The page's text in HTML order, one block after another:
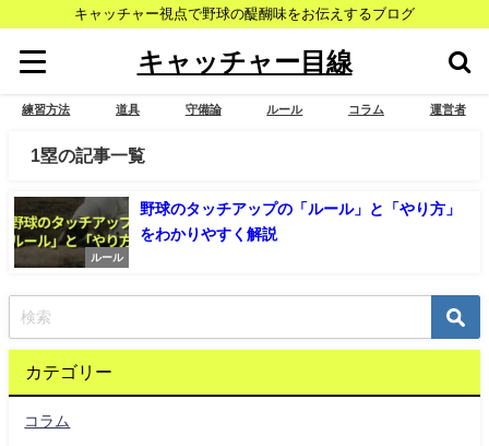
キャッチャー視点で野球の醍醐味をお伝えするブログ
キャッチャー目線
練習方法 道具 守備論 ルール コラム 運営者
1塁の記事一覧
ルール
野球のタッチアップの「ルール」と「やり方」
をわかりやすく解説
カテゴリー
コラム